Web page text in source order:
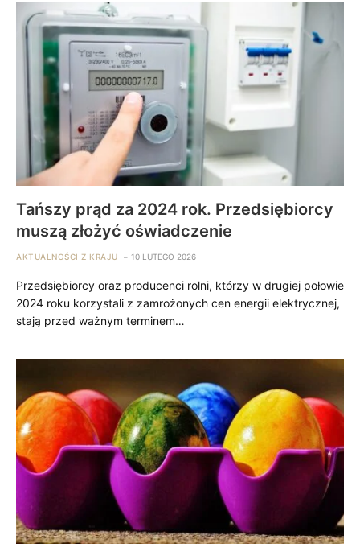
Tańszy prąd za 2024 rok. Przedsiębiorcy
muszą złożyć oświadczenie
AKTUALNOŚCI Z KRAJU 10 LUTEGO 2026
Przedsiębiorcy oraz producenci rolni, którzy w drugiej połowie
2024 roku korzystali z zamrożonych cen energii elektrycznej,
stają przed ważnym terminem…